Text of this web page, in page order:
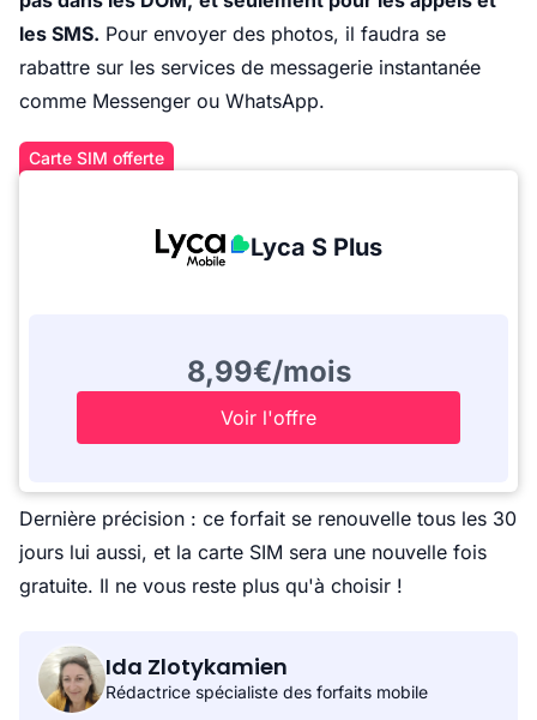
les SMS. Pour envoyer des photos, il faudra se
rabattre sur les services de messagerie instantanée
comme Messenger ou WhatsApp.
Carte SIM offerte
Lyca S Plus
8,99€/mois
Voir l'offre
Dernière précision : ce forfait se renouvelle tous les 30
jours lui aussi, et la carte SIM sera une nouvelle fois
gratuite. Il ne vous reste plus qu'à choisir !
Ida Zlotykamien
Rédactrice spécialiste des forfaits mobile